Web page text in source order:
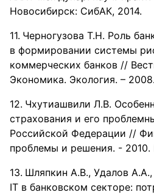
Новосибирск: СибАК, 2014.
Черногузова Т.Н. Роль
в формировании системы
коммерческих банков //
Экономика. Экология. –
Чхутиашвили Л.В.
страхования и его
Российской Федерации //
проблемы и решения. -
Шляпкин А.В., Удалов
IT в банковском секторе: